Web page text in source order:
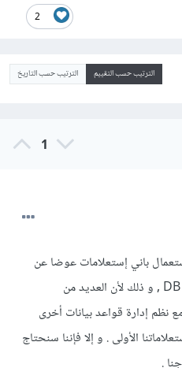
2
الترتيب حسب التقييم الترتيب حسب التاريخ
1
باني إستعلامات عوضا عن
إستعلامات SQL جاهزة من الواجهة DB , و ذلك لأن العديد من
نظم إدارة قواعد بيانات أخرى
الأولى . و إلا فإننا سنحتاج